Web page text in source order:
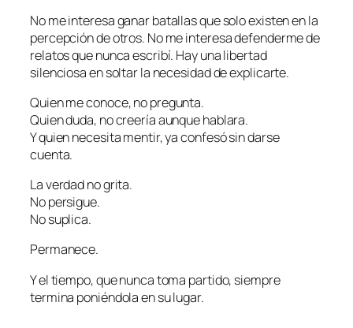
No me interesa ganar batallas que solo existen en la
percepción de otros. No me interesa defenderme de
relatos que nunca escribí. Hay una libertad
silenciosa en soltar la necesidad de explicarte.
Quien me conoce, no pregunta.
Quien duda, no creería aunque hablara.
Y quien necesita mentir, ya confesó sin darse
cuenta.
La verdad no grita.
No persigue.
No suplica.
Permanece.
Y el tiempo, que nunca toma partido, siempre
termina poniéndola en su lugar.